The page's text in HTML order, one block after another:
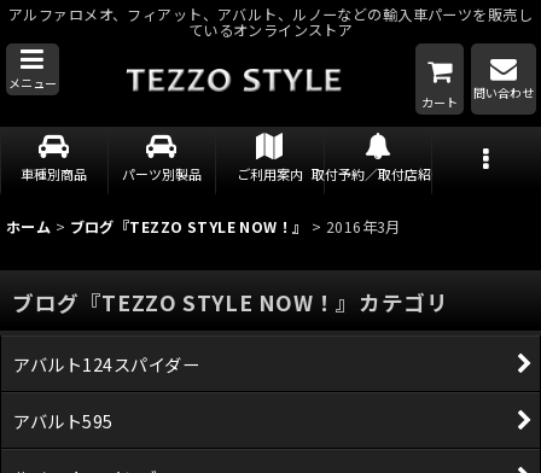
アルファロメオ、フィアット、アバルト、ルノーなどの輸入車パーツを販売し
ているオンラインストア
メニュー
カート
問い合わせ
車種別商品 パーツ別製品 ご利用案内 取付予約／取付店紹介
ホーム > ブログ『TEZZO STYLE NOW！』 > 2016年3月
ブログ『TEZZO STYLE NOW！』カテゴリ
アバルト124スパイダー
アバルト595